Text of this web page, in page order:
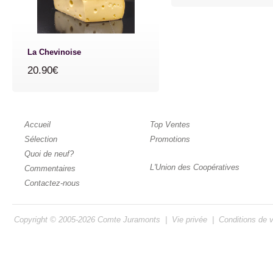
La Chevinoise
20.90€
Accueil
Sélection
Quoi de neuf?
Commentaires
Contactez-nous
Top Ventes
Promotions
L'Union des Coopératives
Copyright © 2005-2026 Comte Juramonts Vie privée Conditions de